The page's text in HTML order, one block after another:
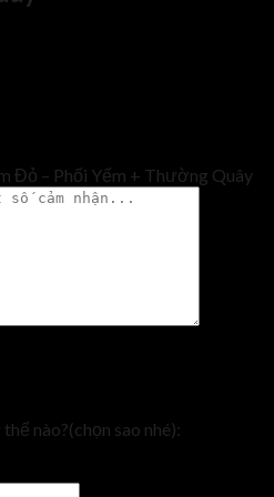
Đỏ – Phối Yếm + Thường Quây
nào?(chọn sao nhé):